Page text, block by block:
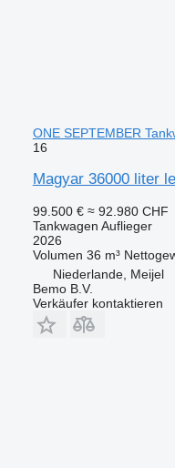
ONE SEPTEMBER
16
Magyar 36000 liter
99.500 € ≈ 92.980 CHF
Tankwagen Auflieger
2026
Volumen 36 m³
Niederlande, Meijel
Bemo B.V.
Verkäufer kontaktieren